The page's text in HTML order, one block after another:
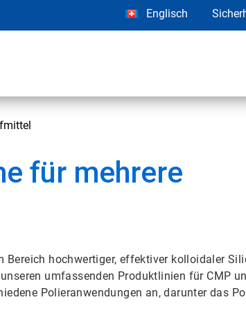
Englisch
für mehrere
Bereich hochwertiger, effektiver kolloidaler
umfassenden Produktlinien für CMP
Polieranwendungen an, darunter das